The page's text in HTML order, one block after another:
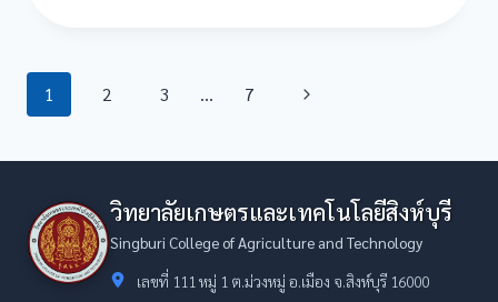
สิทธิ์
ธุรการ
ประจำ
ปีงบประมาณ
๒๕๖๙
Page
1 2 3 … 7
Next
วิทยาลัยเกษตรและเทคโนโลยีสิงห์บุรี
Singburi College of Agriculture and Technology
เลขที่ 111 หมู่ 1 ต.ม่วงหมู่ อ.เมือง จ.สิงห์บุรี 16000